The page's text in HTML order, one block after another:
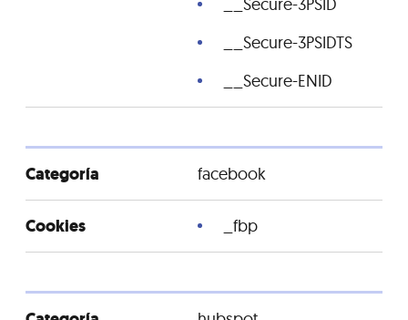
__Secure-3PSIDTS
__Secure-ENID
facebook
_fbp